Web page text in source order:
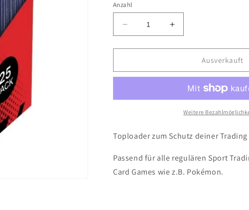
Anzahl
Verringere
die
Menge
Ultra
x
Regular
(25
Erhöhe
die
Menge
Ultra
3&quot;
x
4&quot;
Regular
(25
Stck)
Ausverkauft
Weitere
Toploader zum Schutz deiner Trading
Passend für alle regulären Sport
Card Games wie z.B. Pokémon.